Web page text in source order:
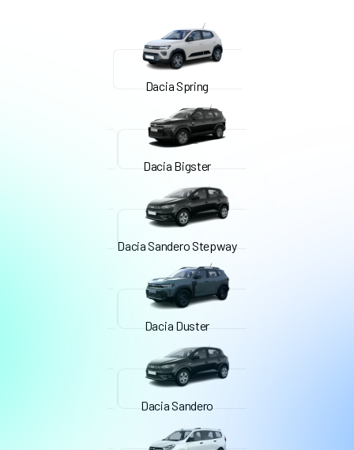
Dacia Spring
Dacia Bigster
Dacia Sandero Stepway
Dacia Duster
Dacia Sandero